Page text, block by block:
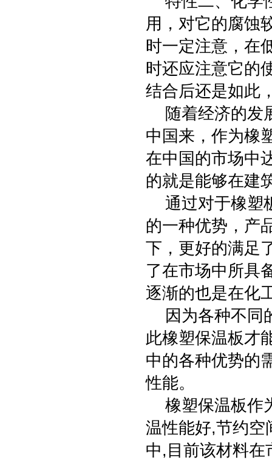
用，对它的腐蚀
时一定注意，在
时还应注意它的
结合后还是如此
随着经济的发
中国来，作为橡
在中国的市场中
的就是能够在建
通过对于橡塑
的一种优势，产
下，更好的满足
了在市场中所具
逐渐的也是在化
因为各种不同
此橡塑保温板才
中的各种优势的
性能。
橡塑保温板作
温性能好,节约空
中,目前该材料在